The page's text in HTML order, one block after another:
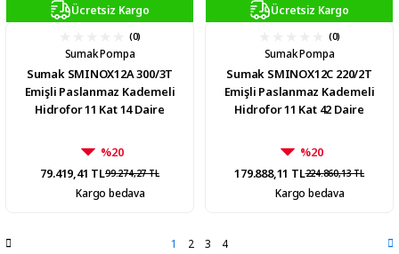
Ücretsiz Kargo
(0)
Sumak Pompa
Sumak SMINOX12A 300/3T
Emişli Paslanmaz Kademeli
Hidrofor 11 Kat 14 Daire
%20
79.419,41 TL99.274,27 TL
Kargo bedava
Ücretsiz Kargo
(0)
Sumak Pompa
Sumak SMINOX12C 220/2T
Emişli Paslanmaz Kademeli
Hidrofor 11 Kat 42 Daire
%20
179.888,11 TL224.860,13 TL
Kargo bedava
1 2 3 4